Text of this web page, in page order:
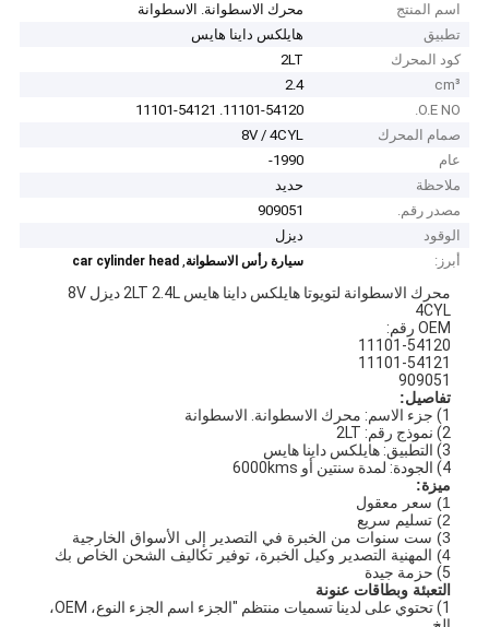
اسم المنتج
محرك الاسطوانة. الاسطوانة
تطبيق
هايلكس داينا هايس
كود المحرك
2LT
cm³
2.4
O.E NO.
11101-54120. 11101-54121
صمام المحرك
8V / 4CYL
عام
1990-
ملاحظة
حديد
مصدر رقم.
909051
الوقود
ديزل
أبرز:
سيارة رأس الاسطوانة,
car cylinder head
محرك الاسطوانة لتويوتا هايلكس داينا هايس 2LT 2.4L ديزل 8V
4CYL
OEM رقم:
11101-54120
11101-54121
909051
تفاصيل:
1) جزء الاسم: محرك الاسطوانة. الاسطوانة
2) نموذج رقم: 2LT
3) التطبيق: هايلكس داينا هايس
4) الجودة: لمدة سنتين أو 6000kms
ميزة:
1) سعر معقول
2) تسليم سريع
3) ست سنوات من الخبرة في التصدير إلى الأسواق الخارجية
4) المهنية التصدير وكيل الخبرة، توفير تكاليف الشحن الخاص بك
5) حزمة جيدة
التعبئة وبطاقات عنونة
1) تحتوي على لدينا تسميات منتظم "الجزء اسم الجزء النوع، OEM،